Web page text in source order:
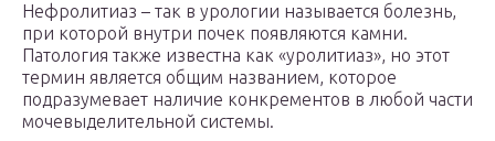
Нефролитиаз – так в урологии называется болезнь,
при которой внутри почек появляются камни.
Патология также известна как «уролитиаз», но этот
термин является общим названием, которое
подразумевает наличие конкрементов в любой части
мочевыделительной системы.